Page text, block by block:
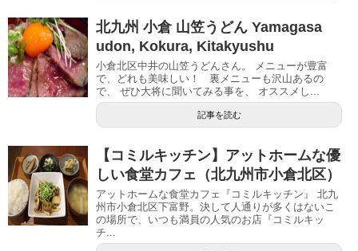
北九州 小倉 山笠うどん Yamagasa
udon, Kokura, Kitakyushu
小倉北区中井の山笠うどんさん。 メニューが豊富
で、どれも美味しい！ 裏メニューも沢山あるの
で、 ぜひ大将に聞いてみる事を、 オススメし...
記事を読む
【コミルキッチン】アットホームな優
しい食堂カフェ（北九州市小倉北区）
アットホームな食堂カフェ『コミルキッチン』 北九
州市小倉北区下富野。決して人通りが多くはないこ
の場所で、いつも満員の人気のお店『コミルキッ
チ...